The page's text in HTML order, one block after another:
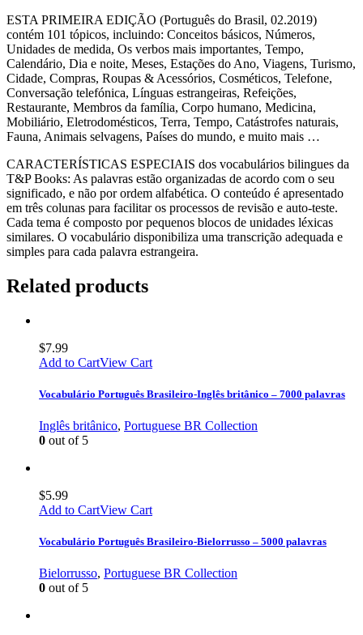
ESTA PRIMEIRA EDIÇÃO (Português do Brasil, 02.2019)
contém 101 tópicos, incluindo: Conceitos básicos, Números,
Unidades de medida, Os verbos mais importantes, Tempo,
Calendário, Dia e noite, Meses, Estações do Ano, Viagens, Turismo,
Cidade, Compras, Roupas & Acessórios, Cosméticos, Telefone,
Conversação telefónica, Línguas estrangeiras, Refeições,
Restaurante, Membros da família, Corpo humano, Medicina,
Mobiliário, Eletrodomésticos, Terra, Tempo, Catástrofes naturais,
Fauna, Animais selvagens, Países do mundo, e muito mais …
CARACTERÍSTICAS ESPECIAIS dos vocabulários bilingues da
T&P Books: As palavras estão organizadas de acordo com o seu
significado, e não por ordem alfabética. O conteúdo é apresentado
em três colunas para facilitar os processos de revisão e auto-teste.
Cada tema é composto por pequenos blocos de unidades léxicas
similares. O vocabulário disponibiliza uma transcrição adequada e
simples para cada palavra estrangeira.
Related products
$7.99
Add to CartView Cart
Vocabulário Português Brasileiro-Inglês britânico – 7000 palavras
Inglês britânico, Portuguese BR Collection
0 out of 5
$5.99
Add to CartView Cart
Vocabulário Português Brasileiro-Bielorrusso – 5000 palavras
Bielorrusso, Portuguese BR Collection
0 out of 5